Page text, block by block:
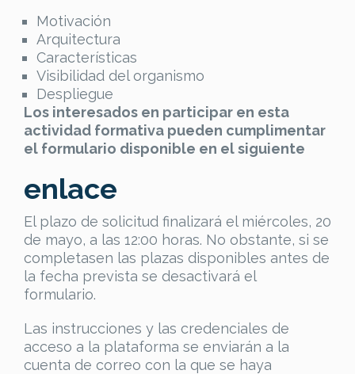
Motivación
Arquitectura
Características
Visibilidad del organismo
Despliegue
Los interesados en participar en esta
actividad formativa pueden cumplimentar
el formulario disponible en el siguiente
enlace
El plazo de solicitud finalizará el miércoles, 20
de mayo, a las 12:00 horas. No obstante, si se
completasen las plazas disponibles antes de
la fecha prevista se desactivará el
formulario.
Las instrucciones y las credenciales de
acceso a la plataforma se enviarán a la
cuenta de correo con la que se haya